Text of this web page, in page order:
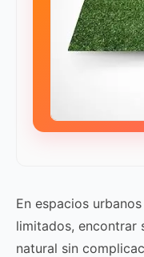
En espacios
limitados, encontrar
natural sin